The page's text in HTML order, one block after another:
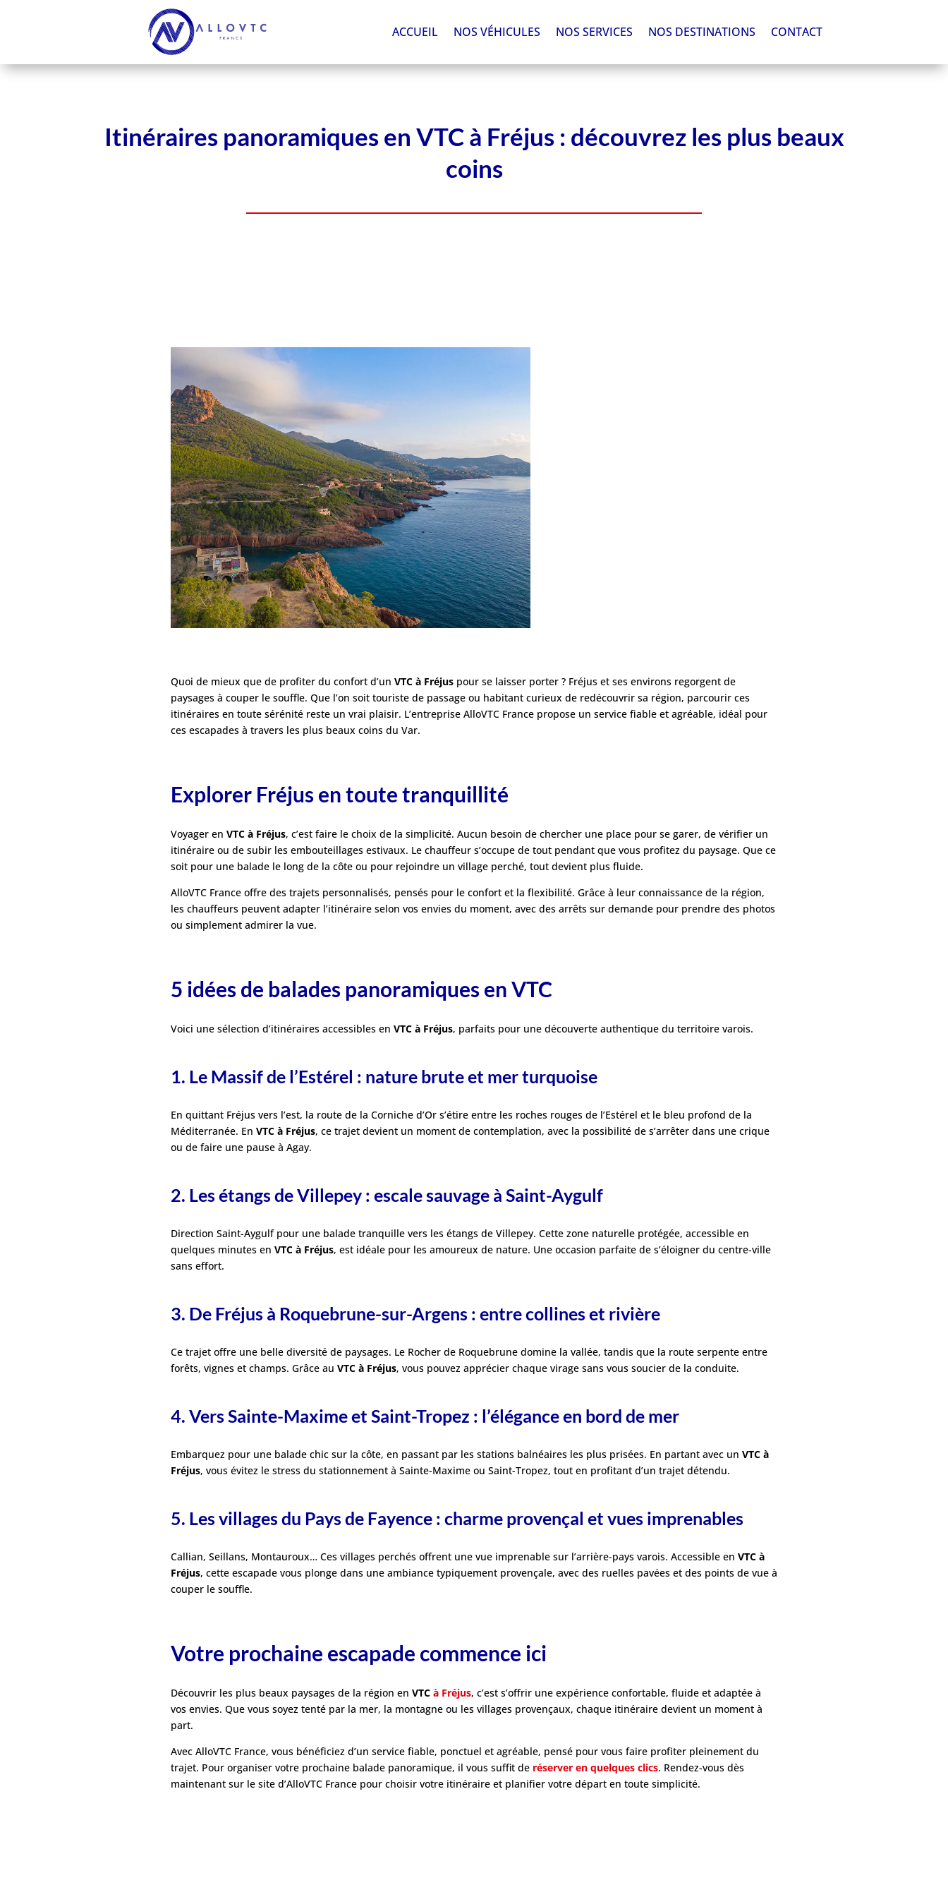
ACCUEIL NOS VÉHICULES NOS SERVICES NOS DESTINATIONS CONTACT
Itinéraires panoramiques en VTC à Fréjus : découvrez les plus beaux
coins
Quoi de mieux que de profiter du confort d’un VTC à Fréjuspour se laisser porter ? Fréjus et ses environs regorgent de
paysages à couper le souffle. Que l’on soit touriste de passage ou habitant curieux de redécouvrir sa région, parcourir ces
itinéraires en toute sérénité reste un vrai plaisir. L’entreprise AlloVTC France propose un service fiable et agréable, idéal pour
ces escapades à travers les plus beaux coins du Var.
Explorer Fréjus en toute tranquillité
Voyager en VTC à Fréjus, c’est faire le choix de la simplicité. Aucun besoin de chercher une place pour se garer, de vérifier un
itinéraire ou de subir les embouteillages estivaux. Le chauffeur s’occupe de tout pendant que vous profitez du paysage. Que ce
soit pour une balade le long de la côte ou pour rejoindre un village perché, tout devient plus fluide.
AlloVTC France offre des trajets personnalisés, pensés pour le confort et la flexibilité. Grâce à leur connaissance de la région,
les chauffeurs peuvent adapter l’itinéraire selon vos envies du moment, avec des arrêts sur demande pour prendre des photos
ou simplement admirer la vue.
5 idées de balades panoramiques en VTC
Voici une sélection d’itinéraires accessibles en VTC à Fréjus, parfaits pour une découverte authentique du territoire varois.
1. Le Massif de l’Estérel : nature brute et mer turquoise
En quittant Fréjus vers l’est, la route de la Corniche d’Or s’étire entre les roches rouges de l’Estérel et le bleu profond de la
Méditerranée. En VTC à Fréjus, ce trajet devient un moment de contemplation, avec la possibilité de s’arrêter dans une crique
ou de faire une pause à Agay.
2. Les étangs de Villepey : escale sauvage à Saint-Aygulf
Direction Saint-Aygulf pour une balade tranquille vers les étangs de Villepey. Cette zone naturelle protégée, accessible en
quelques minutes en VTC à Fréjus, est idéale pour les amoureux de nature. Une occasion parfaite de s’éloigner du centre-ville
sans effort.
3. De Fréjus à Roquebrune-sur-Argens : entre collines et rivière
Ce trajet offre une belle diversité de paysages. Le Rocher de Roquebrune domine la vallée, tandis que la route serpente entre
forêts, vignes et champs. Grâce au VTC à Fréjus, vous pouvez apprécier chaque virage sans vous soucier de la conduite.
4. Vers Sainte-Maxime et Saint-Tropez : l’élégance en bord de mer
Embarquez pour une balade chic sur la côte, en passant par les stations balnéaires les plus prisées. En partant avec un VTC à
Fréjus, vous évitez le stress du stationnement à Sainte-Maxime ou Saint-Tropez, tout en profitant d’un trajet détendu.
5. Les villages du Pays de Fayence : charme provençal et vues imprenables
Callian, Seillans, Montauroux… Ces villages perchés offrent une vue imprenable sur l’arrière-pays varois. Accessible en VTC à
Fréjus, cette escapade vous plonge dans une ambiance typiquement provençale, avec des ruelles pavées et des points de vue à
couper le souffle.
Votre prochaine escapade commence ici
Découvrir les plus beaux paysages de la région en VTC à Fréjus, c’est s’offrir une expérience confortable, fluide et adaptée à
vos envies. Que vous soyez tenté par la mer, la montagne ou les villages provençaux, chaque itinéraire devient un moment à
part.
Avec AlloVTC France, vous bénéficiez d’un service fiable, ponctuel et agréable, pensé pour vous faire profiter pleinement du
trajet. Pour organiser votre prochaine balade panoramique, il vous suffit de réserver en quelques clics. Rendez-vous dès
maintenant sur le site d’AlloVTC France pour choisir votre itinéraire et planifier votre départ en toute simplicité.